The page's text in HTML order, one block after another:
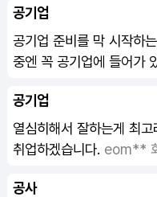
공기업
공기업 준비를 막 시작하
중엔 꼭 공기업에 들어가
공기업
열심히해서 잘하는게 최
취업하겠습니다. eom**
공사